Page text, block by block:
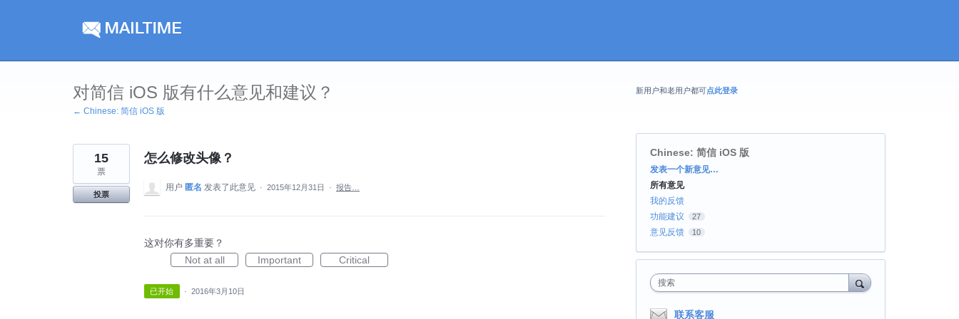
对简信 iOS 版有什么意见和建议？
← Chinese: 简信 iOS 版
怎么修改头像？
15
票
投票
用户 匿名 发表了此意见 · 2015年12月31日 · 报告…
这对你有多重要？
Not at all
Important Critical
已开始 · 2016年3月10日
新用户和老用户都可点此登录
Chinese: 简信 iOS 版
分
发表一个新意见…
所有意见
我的反馈
功能建议
27
意见反馈 10
搜索
联系客服